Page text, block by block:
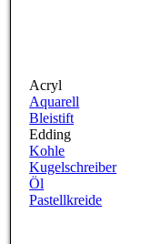
Acryl
Aquarell
Bleistift
Edding
Kohle
Kugelschreiber
Öl
Pastellkreide